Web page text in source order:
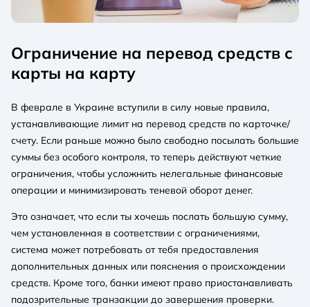
Ограничение на перевод средств с
карты на карту
В феврале в Украине вступили в силу новые правила,
устанавливающие лимит на перевод средств по карточке/
счету. Если раньше можно было свободно посылать большие
суммы без особого контроля, то теперь действуют четкие
ограничения, чтобы усложнить нелегальные финансовые
операции и минимизировать теневой оборот денег.
Это означает, что если ты хочешь послать большую сумму,
чем установленная в соответствии с ограничениями,
система может потребовать от тебя предоставления
дополнительных данных или пояснения о происхождении
средств. Кроме того, банки имеют право приостанавливать
подозрительные транзакции до завершения проверки.